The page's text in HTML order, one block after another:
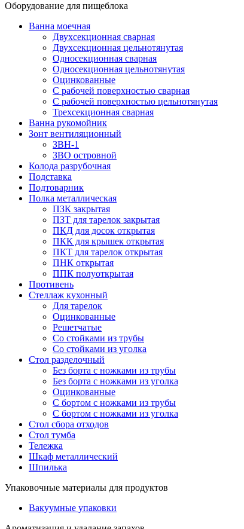
Оборудование для пищеблока
Ванна моечная
Двухсекционная сварная
Двухсекционная цельнотянутая
Односекционная сварная
Односекционная цельнотянутая
Оцинкованные
С рабочей поверхностью сварная
С рабочей поверхностью цельнотянутая
Трехсекционная сварная
Ванна рукомойник
Зонт вентиляционный
ЗВН-1
ЗВО островной
Колода разрубочная
Подставка
Подтоварник
Полка металлическая
ПЗК закрытая
ПЗТ для тарелок закрытая
ПКД для досок открытая
ПКК для крышек открытая
ПКТ для тарелок открытая
ПНК открытая
ППК полуоткрытая
Противень
Стеллаж кухонный
Для тарелок
Оцинкованные
Решетчатые
Со стойками из трубы
Со стойками из уголка
Стол разделочный
Без борта с ножками из трубы
Без борта с ножками из уголка
Оцинкованные
С бортом с ножками из трубы
С бортом с ножками из уголка
Стол сбора отходов
Стол тумба
Тележка
Шкаф металлический
Шпилька
Упаковочные материалы для продуктов
Вакуумные упаковки